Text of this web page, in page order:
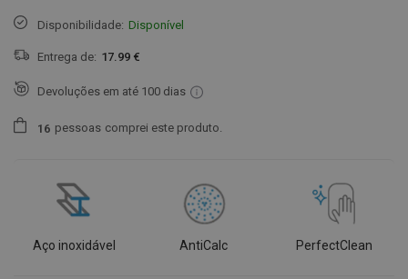
Disponibilidade: Disponível
Entrega de: 17.99 €
Devoluções em até 100 dias
1 6 pessoas comprei este produto.
Aço inoxidável AntiCalc PerfectClean